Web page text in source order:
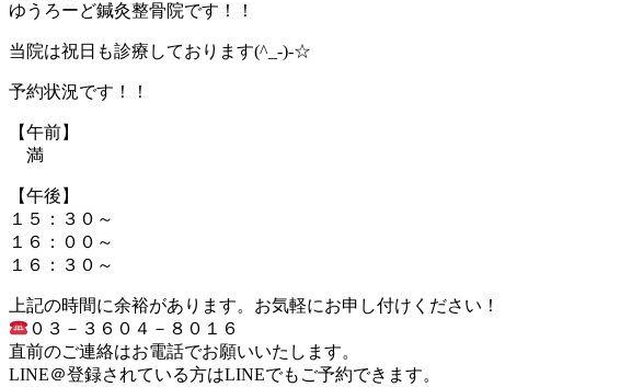
ゆうろーど鍼灸整骨院です！！
当院は祝日も診療しております(^_-)-☆
予約状況です！！
【午前】
満
【午後】
１５：３０～
１６：００～
１６：３０～
上記の時間に余裕があります。お気軽にお申し付けください！
０３－３６０４－８０１６
直前のご連絡はお電話でお願いいたします。
LINE＠登録されている方はLINEでもご予約できます。